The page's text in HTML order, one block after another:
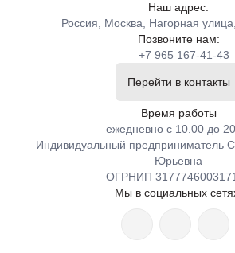
Наш адрес:
Россия, Москва, Нагорная
Позвоните нам:
+7 965 167-41-43
Перейти в контакты
Время работы
ежедневно с 10.00 до
Индивидуальный предприниматель
Юрьевна
ОГРНИП
Мы в социальных